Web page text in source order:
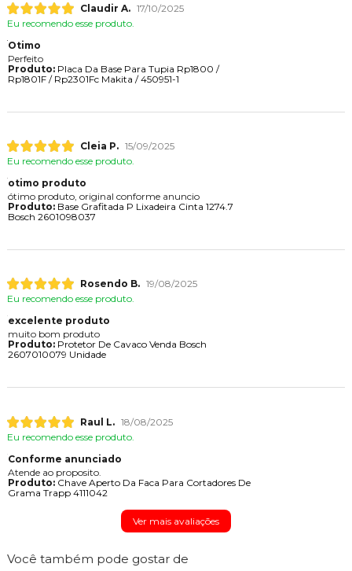
Claudir A. 17/10/2025
Eu recomendo esse produto.
Otimo
Perfeito
Produto:Placa Da Base Para Tupia Rp1800 /
Rp1801F / Rp2301Fc Makita / 450951-1
Cleia P. 15/09/2025
Eu recomendo esse produto.
otimo produto
ótimo produto, original conforme anuncio
Produto:Base Grafitada P Lixadeira Cinta 1274.7
Bosch 2601098037
Rosendo B. 19/08/2025
Eu recomendo esse produto.
excelente produto
muito bom produto
Produto:Protetor De Cavaco Venda Bosch
2607010079 Unidade
Raul L. 18/08/2025
Eu recomendo esse produto.
Conforme anunciado
Atende ao proposito.
Produto:Chave Aperto Da Faca Para Cortadores De
Grama Trapp 4111042
Ver mais avaliações
Você também pode gostar de